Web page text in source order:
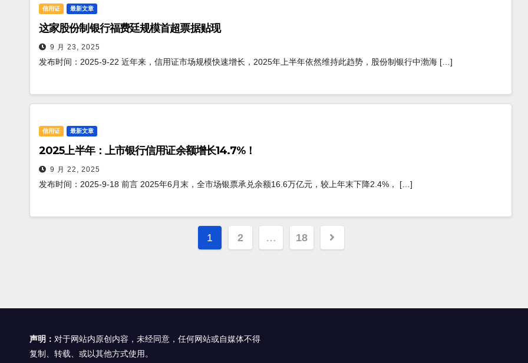
信用证 最新文章
这家股份制银行福费廷规模首超票据贴现
9 月 23, 2025
发布时间：2025-9-22 近年来，信用证市场规模快速增长，2025年上半年依然维持此趋势，股份制银行中渤海 […]
信用证 最新文章
2025上半年：上市银行信用证余额增长14.7%！
9 月 22, 2025
发布时间：2025-9-18 前言 2025年6月末，全市场银票承兑余额16.6万亿元，较上年末下降2.4%， […]
1 2 … 18
声明： 对于网站内原创内容，未经同意，任何网站或自媒体不得
复制、转载、或以其他方式使用。